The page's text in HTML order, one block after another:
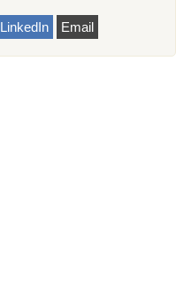
LinkedIn Email